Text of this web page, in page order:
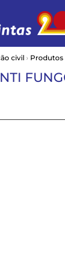
civil › Produtos